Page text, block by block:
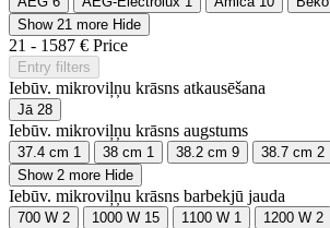
Show 21 more Hide
21 - 1587 € Price
Entry filters
Iebūv. mikroviļņu krāsns atkausēšana
Jā 28
Iebūv. mikroviļņu krāsns augstums
37.4 cm 1 38 cm 1 38.2 cm 9 38.7 cm 2
Show 2 more Hide
Iebūv. mikroviļņu krāsns barbekjū jauda
700 W 2 1000 W 15 1100 W 1 1200 W 2